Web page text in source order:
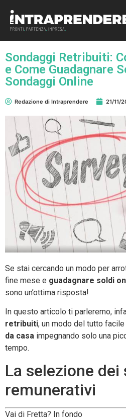
Sondaggi Retribuiti:
e Come Guadagnare
Sondaggi Online
Redazione di Intraprendere 21/11/
Se stai cercando un modo per
fine mese e guadagnare soldi
sono un’ottima risposta!
In questo articolo ti parleremo,
retribuiti, un modo del tutto
da casa impegnando solo una
tempo.
La selezione dei
remunerativi
Vai di Fretta? In fondo